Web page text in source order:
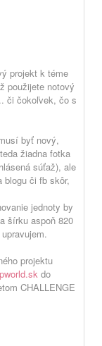
projekt k téme
použijete notový
či čokoľvek, čo s
byť nový,
žiadna fotka
súťaž), ale
blogu či fb skôr,
jednoty by
šírku aspoň 820
projektu
do
CHALLENGE